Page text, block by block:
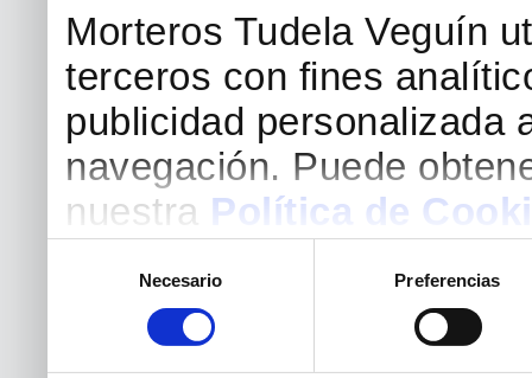
Morteros Tudela Veguín
terceros con fines
publicidad personalizada
navegación. Puede
nuestra Política de
consentimiento
Necesario Preferencias